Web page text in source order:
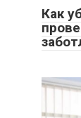
Как